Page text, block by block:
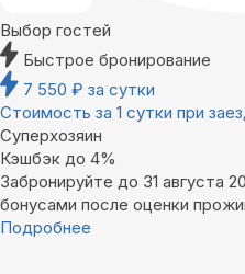
Выбор гостей
Быстрое бронирование
7 550 ₽ за сутки
Стоимость за 1 сутки при
Суперхозяин
Кэшбэк до 4%
Забронируйте до 31 августа
бонусами после оценки
Подробнее